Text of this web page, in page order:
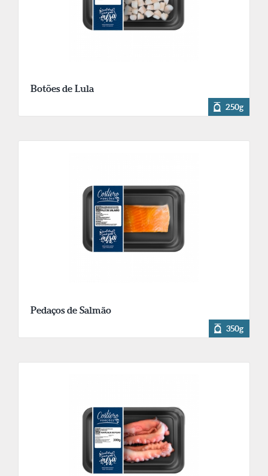
Botões de Lula
250g
Pedaços de Salmão
350g